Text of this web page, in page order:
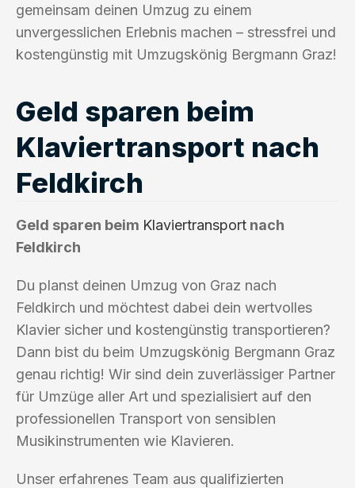
gemeinsam deinen Umzug zu einem
unvergesslichen Erlebnis machen – stressfrei und
kostengünstig mit Umzugskönig Bergmann Graz!
Geld sparen beim
Klaviertransport nach
Feldkirch
Geld sparen beim Klaviertransport nach
Feldkirch
Du planst deinen Umzug von Graz nach
Feldkirch und möchtest dabei dein wertvolles
Klavier sicher und kostengünstig transportieren?
Dann bist du beim Umzugskönig Bergmann Graz
genau richtig! Wir sind dein zuverlässiger Partner
für Umzüge aller Art und spezialisiert auf den
professionellen Transport von sensiblen
Musikinstrumenten wie Klavieren.
Unser erfahrenes Team aus qualifizierten